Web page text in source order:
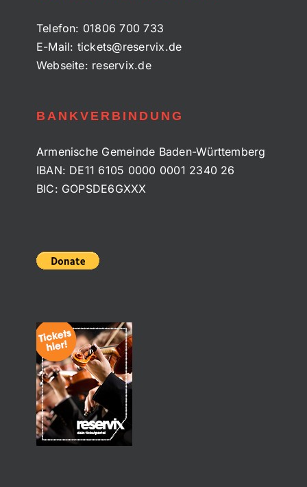
Telefon: 01806 700 733
E-Mail: tickets@reservix.de
Webseite: reservix.de
BANKVERBINDUNG
Armenische Gemeinde Baden-Württemberg
IBAN: DE11 6105 0000 0001 2340 26
BIC: GOPSDE6GXXX